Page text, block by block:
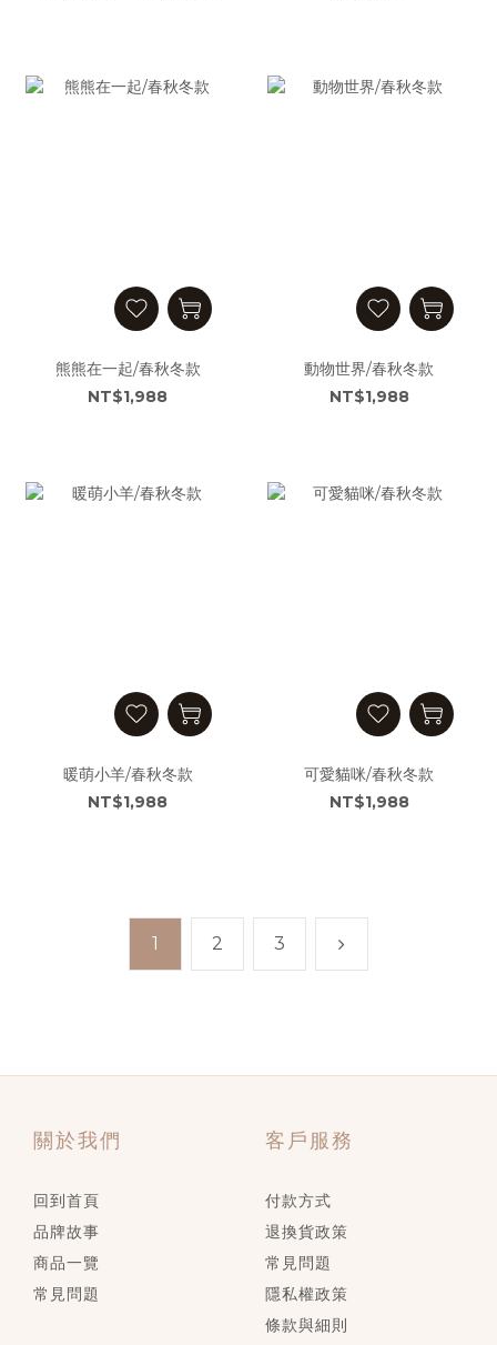
熊熊在一起/春秋冬款
NT$1,988
動物世界/春秋冬款
NT$1,988
暖萌小羊/春秋冬款
NT$1,988
可愛貓咪/春秋冬款
NT$1,988
1 2 3
關於我們
回到首頁
品牌故事
商品一覽
常見問題
客戶服務
付款方式
退換貨政策
常見問題
隱私權政策
條款與細則